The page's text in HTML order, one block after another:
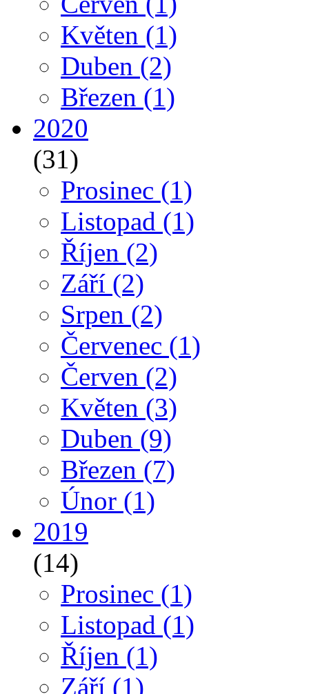
Květen (1)
Duben (2)
Březen (1)
2020
(31)
Prosinec (1)
Listopad (1)
Říjen (2)
Září (2)
Srpen (2)
Červenec (1)
Červen (2)
Květen (3)
Duben (9)
Březen (7)
Únor (1)
2019
(14)
Prosinec (1)
Listopad (1)
Říjen (1)
Září (1)